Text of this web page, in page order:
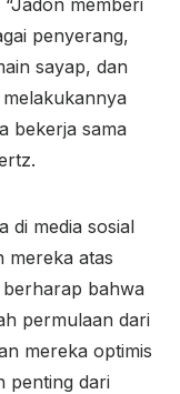
memberi
penyerang,
sayap, dan
bekerja sama
di media sosial
mereka atas
bahwa
permulaan dari
mereka optimis
penting dari